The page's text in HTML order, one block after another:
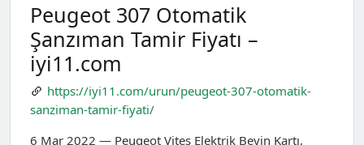
Peugeot 307 Otomatik
Şanzıman Tamir Fiyatı –
iyi11.com
https://iyi11.com/urun/peugeot-307-otomatik-
sanziman-tamir-fiyati/
6 Mar 2022 — Peugeot Vites Elektrik Beyin Kartı,